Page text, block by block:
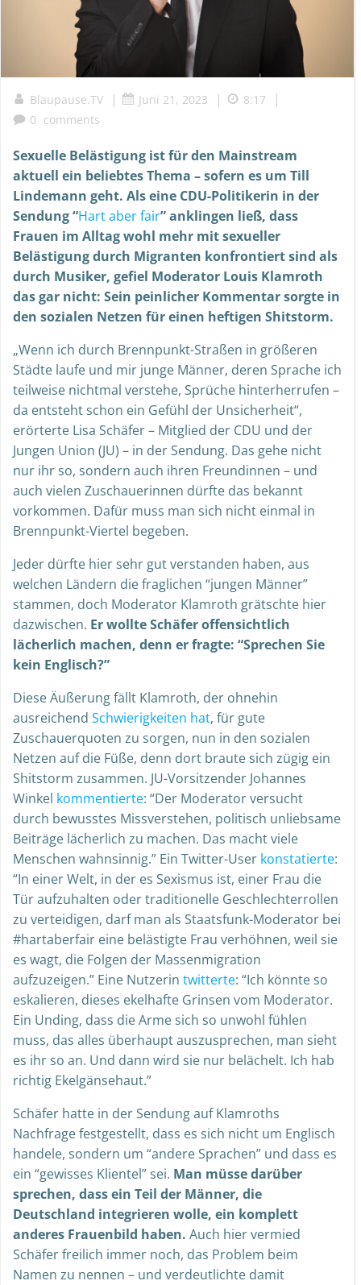
Blaupause.TV | Juni 21, 2023 | 8:17 |
0 comments
Sexuelle Belästigung ist für den Mainstream
aktuell ein beliebtes Thema – sofern es um Till
Lindemann geht. Als eine CDU-Politikerin in der
Sendung “Hart aber fair” anklingen ließ, dass
Frauen im Alltag wohl mehr mit sexueller
Belästigung durch Migranten konfrontiert sind als
durch Musiker, gefiel Moderator Louis Klamroth
das gar nicht: Sein peinlicher Kommentar sorgte in
den sozialen Netzen für einen heftigen Shitstorm.
„Wenn ich durch Brennpunkt-Straßen in größeren
Städte laufe und mir junge Männer, deren Sprache ich
teilweise nichtmal verstehe, Sprüche hinterherrufen –
da entsteht schon ein Gefühl der Unsicherheit“,
erörterte Lisa Schäfer – Mitglied der CDU und der
Jungen Union (JU) – in der Sendung. Das gehe nicht
nur ihr so, sondern auch ihren Freundinnen – und
auch vielen Zuschauerinnen dürfte das bekannt
vorkommen. Dafür muss man sich nicht einmal in
Brennpunkt-Viertel begeben.
Jeder dürfte hier sehr gut verstanden haben, aus
welchen Ländern die fraglichen “jungen Männer”
stammen, doch Moderator Klamroth grätschte hier
dazwischen. Er wollte Schäfer offensichtlich
lächerlich machen, denn er fragte: “Sprechen Sie
kein Englisch?”
Diese Äußerung fällt Klamroth, der ohnehin
ausreichend Schwierigkeiten hat, für gute
Zuschauerquoten zu sorgen, nun in den sozialen
Netzen auf die Füße, denn dort braute sich zügig ein
Shitstorm zusammen. JU-Vorsitzender Johannes
Winkel kommentierte: “Der Moderator versucht
durch bewusstes Missverstehen, politisch unliebsame
Beiträge lächerlich zu machen. Das macht viele
Menschen wahnsinnig.” Ein Twitter-User konstatierte:
“In einer Welt, in der es Sexismus ist, einer Frau die
Tür aufzuhalten oder traditionelle Geschlechterrollen
zu verteidigen, darf man als Staatsfunk-Moderator bei
#hartaberfair eine belästigte Frau verhöhnen, weil sie
es wagt, die Folgen der Massenmigration
aufzuzeigen.” Eine Nutzerin twitterte: “Ich könnte so
eskalieren, dieses ekelhafte Grinsen vom Moderator.
Ein Unding, dass die Arme sich so unwohl fühlen
muss, das alles überhaupt auszusprechen, man sieht
es ihr so an. Und dann wird sie nur belächelt. Ich hab
richtig Ekelgänsehaut.”
Schäfer hatte in der Sendung auf Klamroths
Nachfrage festgestellt, dass es sich nicht um Englisch
handele, sondern um “andere Sprachen” und dass es
ein “gewisses Klientel” sei. Man müsse darüber
sprechen, dass ein Teil der Männer, die
Deutschland integrieren wolle, ein komplett
anderes Frauenbild haben. Auch hier vermied
Schäfer freilich immer noch, das Problem beim
Namen zu nennen – und verdeutlichte damit